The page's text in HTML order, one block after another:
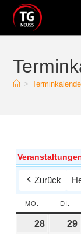
>
Zurück
MO. DI.
28 29